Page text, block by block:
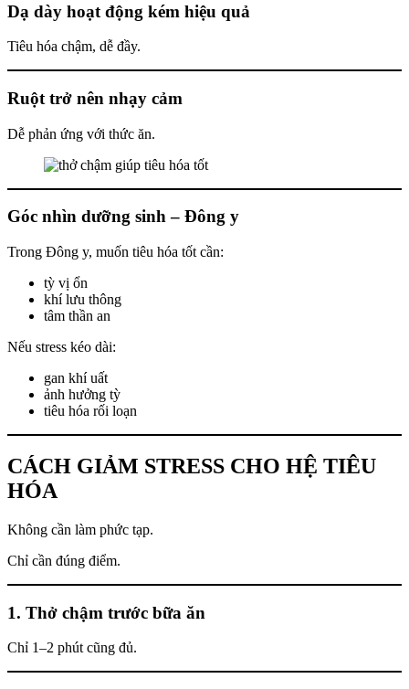
Dạ dày hoạt động kém hiệu quả
Tiêu hóa chậm, dễ đầy.
Ruột trở nên nhạy cảm
Dễ phản ứng với thức ăn.
Góc nhìn dưỡng sinh – Đông y
Trong Đông y, muốn tiêu hóa tốt cần:
tỳ vị ổn
khí lưu thông
tâm thần an
Nếu stress kéo dài:
gan khí uất
ảnh hưởng tỳ
tiêu hóa rối loạn
CÁCH GIẢM STRESS CHO HỆ TIÊU
HÓA
Không cần làm phức tạp.
Chỉ cần đúng điểm.
1. Thở chậm trước bữa ăn
Chỉ 1–2 phút cũng đủ.